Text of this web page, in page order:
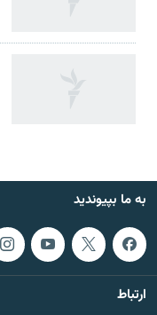
به ما بپیوندید
ارتباط